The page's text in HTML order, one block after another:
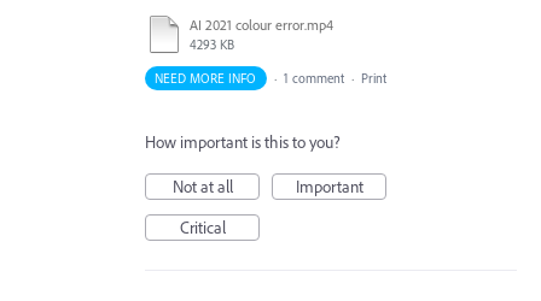
AI 2021 colour error.mp4
4293 KB
NEED MORE INFO · 1 comment · Print
How important is this to you?
Not at all
Important
Critical